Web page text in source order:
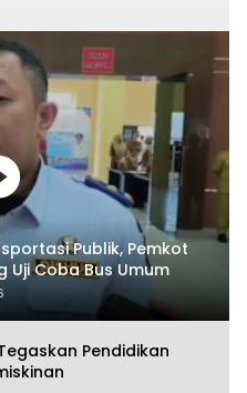
Publik, Pemkot
Uji Coba Bus Umum
Pendidikan